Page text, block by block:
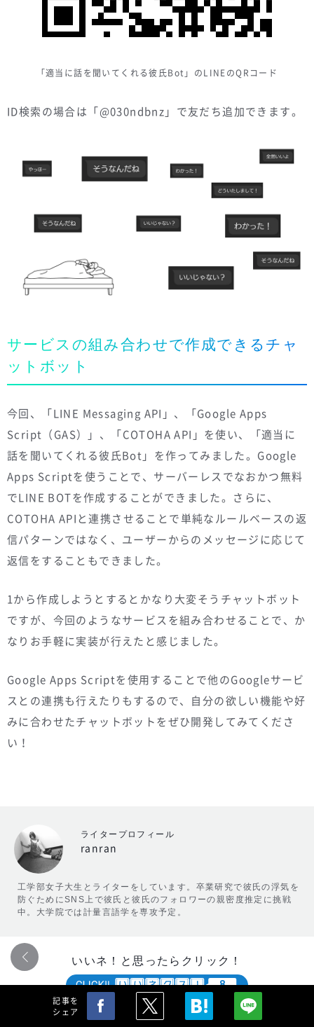
「適当に話を聞いてくれる彼氏Bot」のLINEのQRコード
ID検索の場合は「@030ndbnz」で友だち追加できます。
サービスの組み合わせで作成できるチャ
ットボット
今回、「LINE Messaging API」、「Google Apps
Script（GAS）」、「COTOHA API」を使い、「適当に
話を聞いてくれる彼氏Bot」を作ってみました。Google
Apps Scriptを使うことで、サーバーレスでなおかつ無料
でLINE BOTを作成することができました。さらに、
COTOHA APIと連携させることで単純なルールベースの返
信パターンではなく、ユーザーからのメッセージに応じて
返信をすることもできました。
1から作成しようとするとかなり大変そうチャットボット
ですが、今回のようなサービスを組み合わせることで、か
なりお手軽に実装が行えたと感じました。
Google Apps Scriptを使用することで他のGoogleサービ
スとの連携も行えたりもするので、自分の欲しい機能や好
みに合わせたチャットボットをぜひ開発してみてくださ
い！
ライタープロフィール
ranran
工学部女子大生とライターをしています。卒業研究で彼氏の浮気を
防ぐためにSNS上で彼氏と彼氏のフォロワーの親密度推定に挑戦
中。大学院では計量言語学を専攻予定。
いいネ！と思ったらクリック！
8
記事を
シェア